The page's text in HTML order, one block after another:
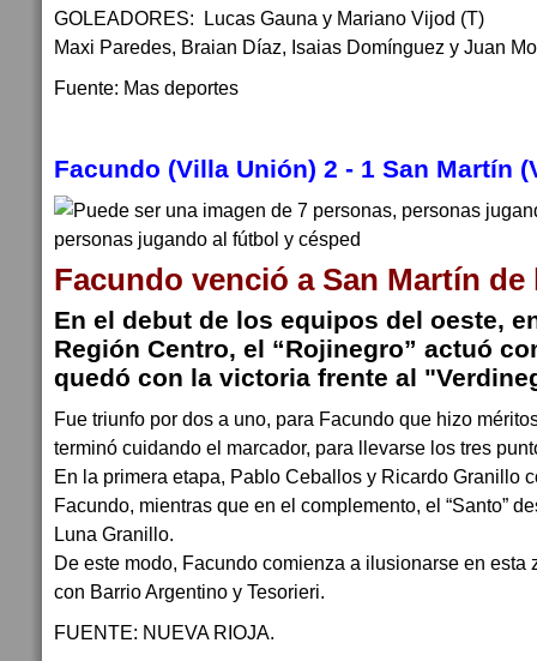
GOLEADORES: Lucas Gauna y Mariano Vijod (T)
Maxi Paredes, Braian Díaz, Isaias Domínguez y Juan
Fuente: Mas deportes
Facundo (Villa Unión) 2 - 1 San Martín
Facundo venció a San Martín de
En el debut de los equipos del oeste,
Región Centro, el “Rojinegro” actuó
quedó con la victoria frente al
Fue triunfo por dos a uno, para Facundo que hizo
terminó cuidando el marcador, para llevarse los tres
En la primera etapa, Pablo Ceballos y Ricardo Granillo
Facundo, mientras que en el complemento, el “Santo”
Luna Granillo.
De este modo, Facundo comienza a ilusionarse en esta
con Barrio Argentino y Tesorieri.
FUENTE: NUEVA RIOJA.